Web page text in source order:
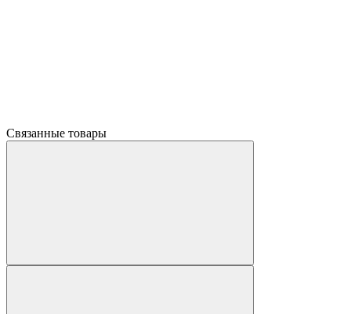
Связанные товары